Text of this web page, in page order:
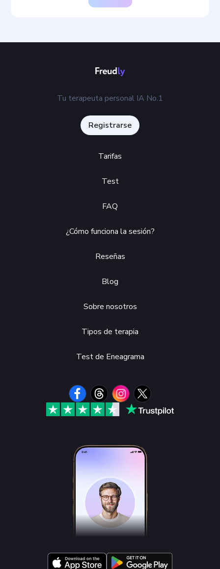
Tu terapeuta personal IA No.1
Registrarse
Tarifas
Test
FAQ
¿Cómo funciona la sesión?
Reseñas
Blog
Sobre nosotros
Tipos de terapia
Test de Eneagrama